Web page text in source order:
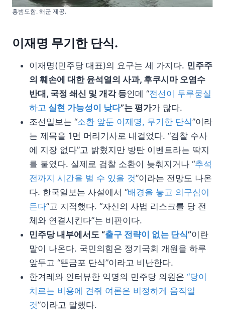
홍범도함. 해군 제공.
이재명 무기한 단식.
이재명(민주당 대표)의 요구는 세 가지다. 민주주
의 훼손에 대한 윤석열의 사과, 후쿠시마 오염수
반대, 국정 쇄신 및 개각 등인데 “전선이 두루뭉실
하고 실현 가능성이 낮다”는 평가가 많다.
조선일보는 “소환 앞둔 이재명, 무기한 단식”이라
는 제목을 1면 머리기사로 내걸었다. “검찰 수사
에 지장 없다”고 밝혔지만 방탄 이벤트라는 딱지
를 붙였다. 실제로 검찰 소환이 늦춰지거나 “추석
전까지 시간을 벌 수 있을 것”이라는 전망도 나온
다. 한국일보는 사설에서 “배경을 놓고 의구심이
든다”고 지적했다. “자신의 사법 리스크를 당 전
체와 연결시킨다”는 비판이다.
민주당 내부에서도 “출구 전략이 없는 단식”이란
말이 나온다. 국민의힘은 정기국회 개원을 하루
앞두고 “뜬금포 단식”이라고 비난한다.
한겨레와 인터뷰한 익명의 민주당 의원은 “당이
치르는 비용에 견줘 여론은 비정하게 움직일
것”이라고 말했다.